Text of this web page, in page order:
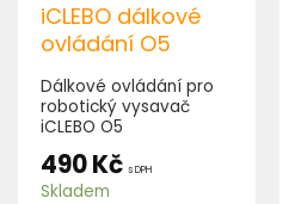
iCLEBO dálkové
ovládání O5
Dálkové ovládání pro
robotický vysavač
iCLEBO O5
490Kč s DPH
Skladem